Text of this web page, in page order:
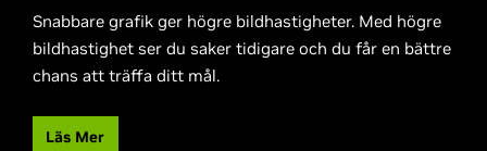
Snabbare grafik ger högre bildhastigheter. Med högre
bildhastighet ser du saker tidigare och du får en bättre
chans att träffa ditt mål.
Läs Mer